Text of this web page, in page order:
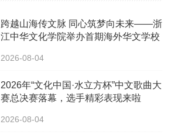
跨越山海传文脉 同心筑梦向未来——浙
江中华文化学院举办首期海外华文学校
2026-08-04
2026年“文化中国·水立方杯”中文歌曲大
赛总决赛落幕，选手精彩表现来啦
2026-08-04